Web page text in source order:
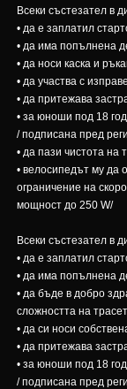
Всеки състезател в
• да е заплатил
• да има попълнена
• да носи каска и
• да участва с
• да притежава
• за юноши под 18
/ подписана пред
• да пази чистота на
• велосипедът му да
ограничение на
мощност до 250 W/
Всеки състезател в
• да е заплатил
• да има попълнена
• да бъде в добро
сложността на
• да си носи
• да притежава
• за юноши под 18
/ подписана пред